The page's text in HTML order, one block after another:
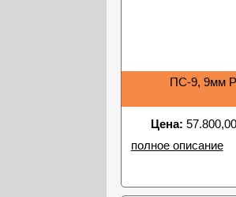
ПС-9, 9мм
Цена:
полное описание